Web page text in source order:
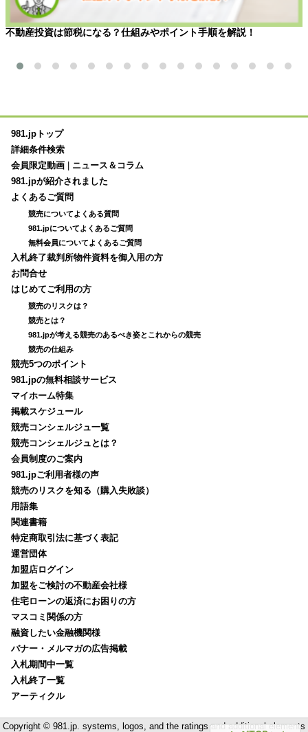
不動産投資は節税になる？仕組みやポイント手順を解説！
981.jpトップ
詳細条件検索
会員限定動画
ニュース＆コラム
981.jpが紹介されました
よくあるご質問
競売についてよくある質問
981.jpについてよくあるご質問
無料会員についてよくあるご質問
入札終了裁判所物件資料を御入用の方
お問合せ
はじめてご利用の方
競売のリスクは？
競売とは？
981.jpが考える競売のあるべき姿とこれからの競売
競売の仕組み
競売5つのポイント
981.jpの無料相談サービス
マイホーム特集
掲載スケジュール
競売コンシェルジュ一覧
競売コンシェルジュとは？
会員制度のご案内
981.jpご利用者様の声
競売のリスクを知る（購入失敗談）
用語集
関連書籍
特定商取引法に基づく表記
運営団体
加盟店ログイン
加盟をご検討の不動産会社様
住宅ローンの返済にお困りの方
マスコミ関係の方
融資したい金融機関様
バナー・メルマガの広告掲載
入札期間中一覧
入札終了一覧
アーティクル
Copyright © 981.jp. systems, logos, and the ratings and additional elements